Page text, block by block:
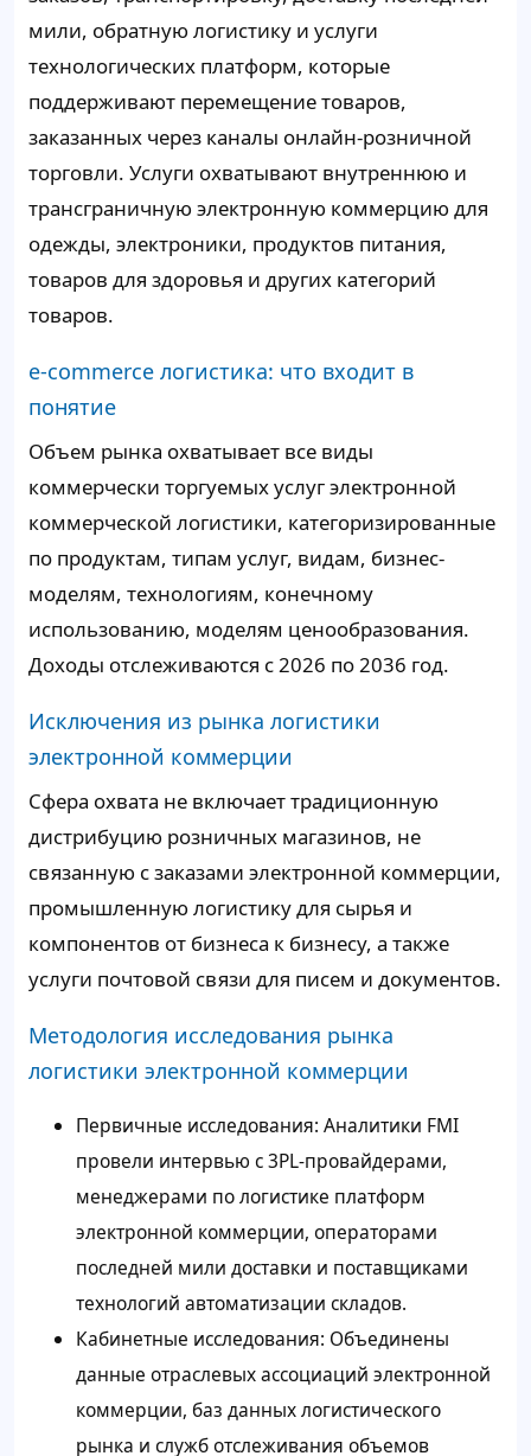
мили, обратную логистику и услуги
технологических платформ, которые
поддерживают перемещение товаров,
заказанных через каналы онлайн-розничной
торговли. Услуги охватывают внутреннюю и
трансграничную электронную коммерцию для
одежды, электроники, продуктов питания,
товаров для здоровья и других категорий
товаров.
e-commerce логистика: что входит в
понятие
Объем рынка охватывает все виды
коммерчески торгуемых услуг электронной
коммерческой логистики, категоризированные
по продуктам, типам услуг, видам, бизнес-
моделям, технологиям, конечному
использованию, моделям ценообразования.
Доходы отслеживаются с 2026 по 2036 год.
Исключения из рынка логистики
электронной коммерции
Сфера охвата не включает традиционную
дистрибуцию розничных магазинов, не
связанную с заказами электронной коммерции,
промышленную логистику для сырья и
компонентов от бизнеса к бизнесу, а также
услуги почтовой связи для писем и документов.
Методология исследования рынка
логистики электронной коммерции
Первичные исследования: Аналитики FMI
провели интервью с 3PL-провайдерами,
менеджерами по логистике платформ
электронной коммерции, операторами
последней мили доставки и поставщиками
технологий автоматизации складов.
Кабинетные исследования: Объединены
данные отраслевых ассоциаций электронной
коммерции, баз данных логистического
рынка и служб отслеживания объемов